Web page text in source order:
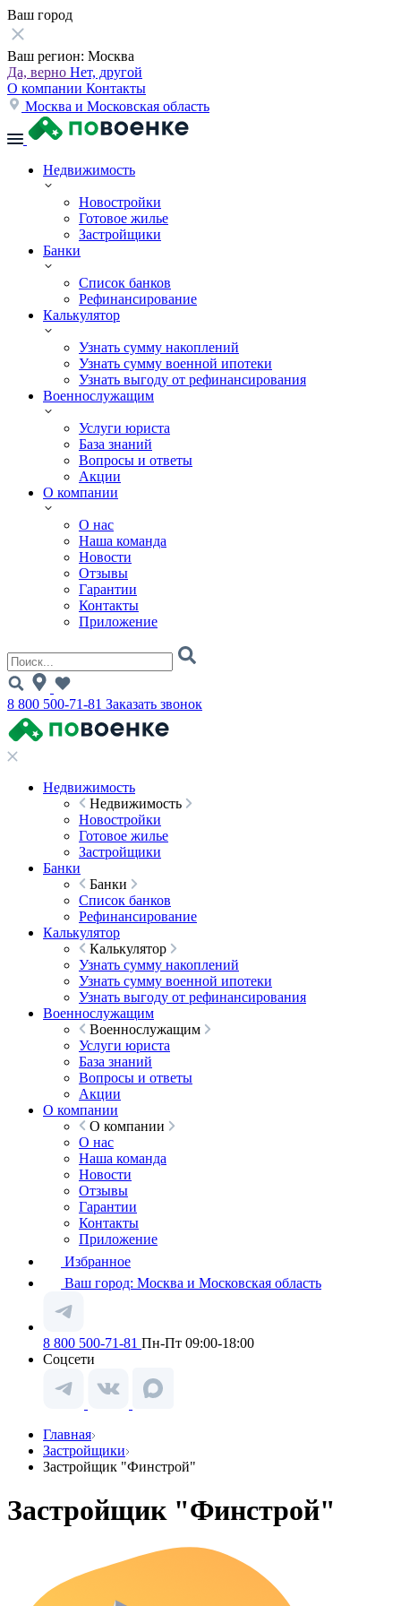
Ваш город
Ваш регион: Москва
Да, верно Нет, другой
О компании Контакты
Москва и Московская область
Недвижимость
Новостройки
Готовое жилье
Застройщики
Банки
Список банков
Рефинансирование
Калькулятор
Узнать сумму накоплений
Узнать сумму военной ипотеки
Узнать выгоду от рефинансирования
Военнослужащим
Услуги юриста
База знаний
Вопросы и ответы
Акции
О компании
О нас
Наша команда
Новости
Отзывы
Гарантии
Контакты
Приложение
8 800 500-71-81 Заказать звонок
Недвижимость
Недвижимость
Новостройки
Готовое жилье
Застройщики
Банки
Банки
Список банков
Рефинансирование
Калькулятор
Калькулятор
Узнать сумму накоплений
Узнать сумму военной ипотеки
Узнать выгоду от рефинансирования
Военнослужащим
Военнослужащим
Услуги юриста
База знаний
Вопросы и ответы
Акции
О компании
О компании
О нас
Наша команда
Новости
Отзывы
Гарантии
Контакты
Приложение
Избранное
Ваш город: Москва и Московская область
8 800 500-71-81 Пн-Пт 09:00-18:00
Соцсети
Главная
Застройщики
Застройщик "Финстрой"
Застройщик "Финстрой"